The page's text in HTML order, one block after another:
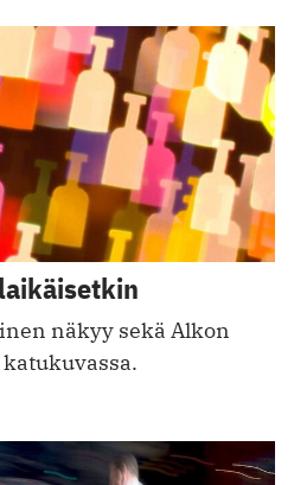
näkyy sekä Alkon